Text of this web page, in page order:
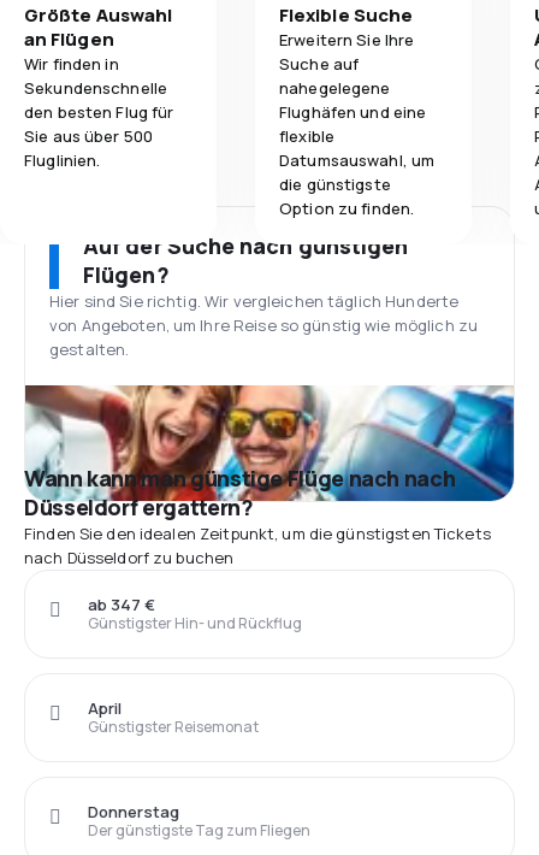
Größte Auswahl
an Flügen
Wir finden in
Sekundenschnelle
den besten Flug für
Sie aus über 500
Fluglinien.
Flexible Suche
Erweitern Sie Ihre
Suche auf
nahegelegene
Flughäfen und eine
flexible
Datumsauswahl, um
die günstigste
Option zu finden.
Auf der Suche nach günstigen
Flügen?
Hier sind Sie richtig. Wir vergleichen täglich Hunderte
von Angeboten, um Ihre Reise so günstig wie möglich zu
gestalten.
Wann kann man günstige Flüge nach nach
Düsseldorf ergattern?
Finden Sie den idealen Zeitpunkt, um die günstigsten Tickets
nach Düsseldorf zu buchen
Günstigster Hin- und Rückflug
ab 347 €
Günstigster Reisemonat
April
Der günstigste Tag zum Fliegen
Donnerstag